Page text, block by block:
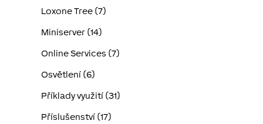
Loxone Tree (7)
Miniserver (14)
Online Services (7)
Osvětlení (6)
Příklady využití (31)
Příslušenství (17)